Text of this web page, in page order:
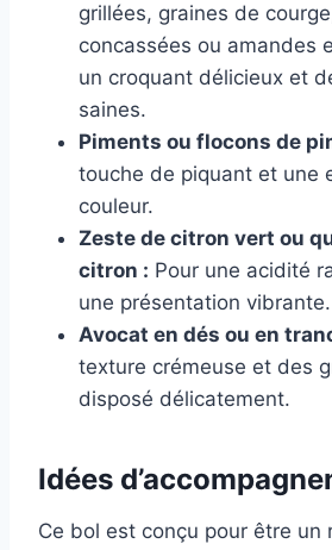
grillées, graines de
concassées ou amandes
un croquant délicieux et
saines.
Piments ou flocons de
touche de piquant et une
couleur.
Zeste de citron vert ou
citron : Pour une acidité
une présentation vibrante.
Avocat en dés ou en
texture crémeuse et des
disposé délicatement.
Idées
Ce bol est conçu pour être un